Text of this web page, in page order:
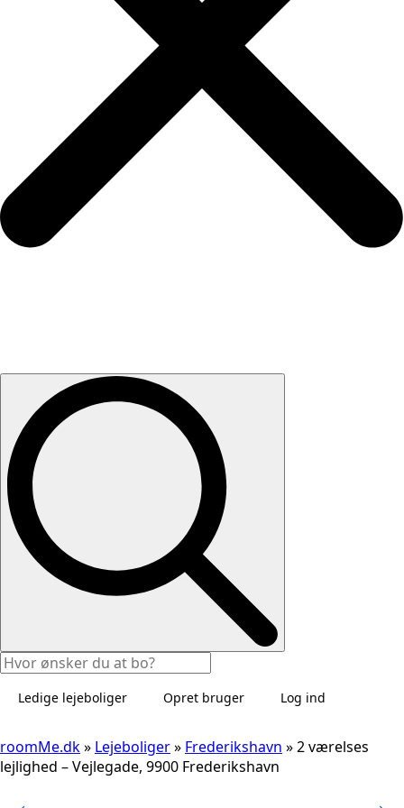
Ledige lejeboliger Opret bruger Log ind
roomMe.dk» Lejeboliger» Frederikshavn »2 værelses
lejlighed – Vejlegade, 9900 Frederikshavn